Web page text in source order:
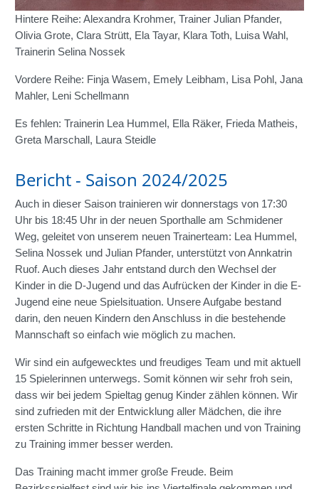
Hintere Reihe: Alexandra Krohmer, Trainer Julian Pfander,
Olivia Grote, Clara Strütt, Ela Tayar, Klara Toth, Luisa Wahl,
Trainerin Selina Nossek
Vordere Reihe: Finja Wasem, Emely Leibham, Lisa Pohl, Jana
Mahler, Leni Schellmann
Es fehlen: Trainerin Lea Hummel, Ella Räker, Frieda Matheis,
Greta Marschall, Laura Steidle
Bericht - Saison 2024/2025
Auch in dieser Saison trainieren wir donnerstags von 17:30
Uhr bis 18:45 Uhr in der neuen Sporthalle am Schmidener
Weg, geleitet von unserem neuen Trainerteam: Lea Hummel,
Selina Nossek und Julian Pfander, unterstützt von Annkatrin
Ruof. Auch dieses Jahr entstand durch den Wechsel der
Kinder in die D-Jugend und das Aufrücken der Kinder in die E-
Jugend eine neue Spielsituation. Unsere Aufgabe bestand
darin, den neuen Kindern den Anschluss in die bestehende
Mannschaft so einfach wie möglich zu machen.
Wir sind ein aufgewecktes und freudiges Team und mit aktuell
15 Spielerinnen unterwegs. Somit können wir sehr froh sein,
dass wir bei jedem Spieltag genug Kinder zählen können. Wir
sind zufrieden mit der Entwicklung aller Mädchen, die ihre
ersten Schritte in Richtung Handball machen und von Training
zu Training immer besser werden.
Das Training macht immer große Freude. Beim